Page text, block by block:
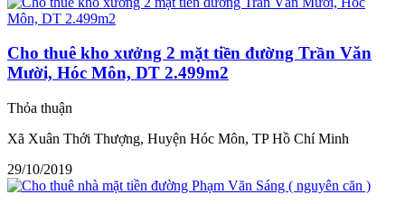
Cho thuê kho xưởng 2 mặt tiền đường Trần Văn
Mười, Hóc Môn, DT 2.499m2
Thỏa thuận
Xã Xuân Thới Thượng, Huyện Hóc Môn, TP Hồ Chí Minh
29/10/2019